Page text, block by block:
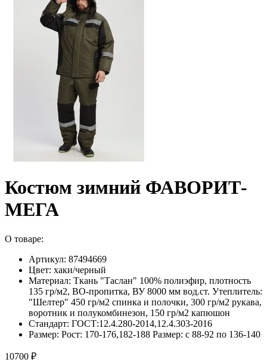
Костюм зимний ФАВОРИТ-
МЕГА
О товаре:
Артикул: 87494669
Цвет: хаки/черный
Материал: Ткань "Таслан" 100% полиэфир, плотность
135 гр/м2, ВО-пропитка, ВУ 8000 мм вод.ст. Утеплитель:
"Шелтер" 450 гр/м2 спинка и полочки, 300 гр/м2 рукава,
воротник и полукомбинезон, 150 гр/м2 капюшон
Стандарт: ГОСТ:12.4.280-2014,12.4.303-2016
Размер: Рост: 170-176,182-188 Размер: с 88-92 по 136-140
10700 ₽